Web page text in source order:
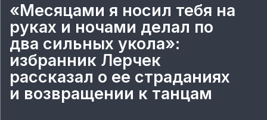
«Месяцами я носил тебя на
руках и ночами делал по
два сильных укола»:
избранник Лерчек
рассказал о ее страданиях
и возвращении к танцам